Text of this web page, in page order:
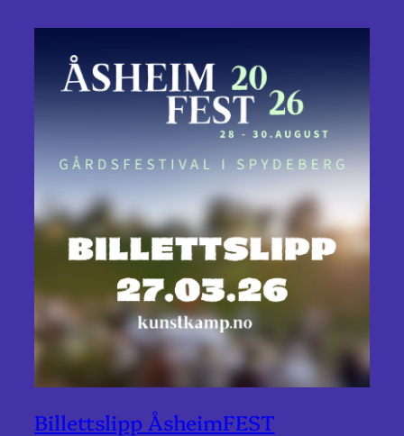
Billettslipp ÅsheimFEST